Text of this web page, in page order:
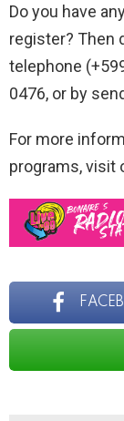
Do you have
register? Then
telephone
0476, or by
For more
programs, visit